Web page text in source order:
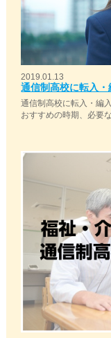
2019.01.13
通信制高校に転入
通信制高校に転入・編
おすすめの時期、必要